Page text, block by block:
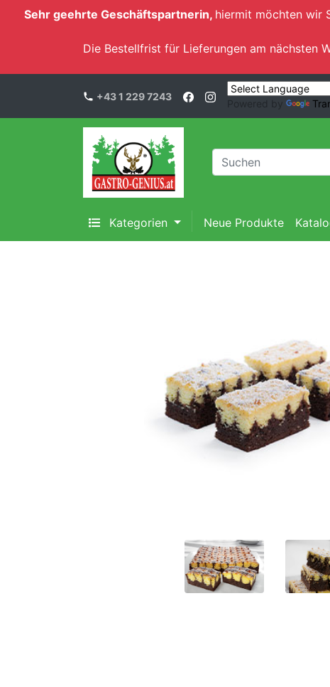
Sehr geehrte Geschäftspartnerin, hiermit möchten wir
Die Bestellfrist für Lieferungen am nächsten
+43 1 229 7243
Powered by
Kategorien Neue Produkte